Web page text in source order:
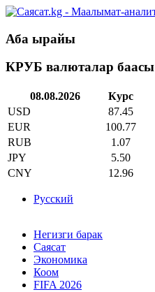
Аба ырайы
КРУБ валюталар баасы
08.08.2026
Курс
USD
87.45
EUR
100.77
RUB
1.07
JPY
5.50
CNY
12.96
Русский
Негизги барак
Саясат
Экономика
Коом
FIFA 2026